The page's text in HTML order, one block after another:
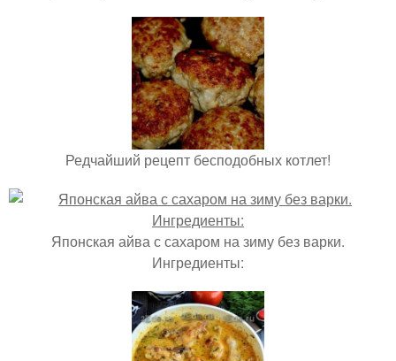
Редчайший рецепт бесподобных котлет!
Японская айва с сахаром на зиму без варки.
Ингредиенты: